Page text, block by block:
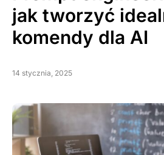
jak tworzyć
komendy dla AI
14 stycznia, 2025